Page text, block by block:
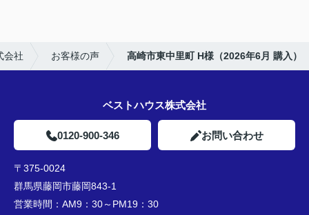
会社 お客様の声 高崎市東中里町 H様（2026年6月 購入）
ベストハウス株式会社
0120-900-346 お問い合わせ
〒375-0024
群馬県藤岡市藤岡843-1
営業時間： AM9：30～PM19：30